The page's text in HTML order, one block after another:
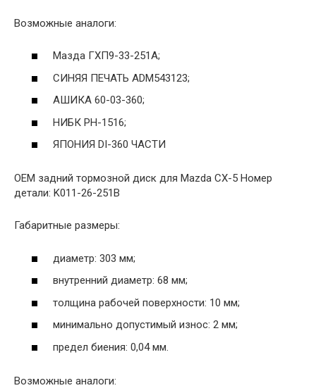
Возможные аналоги:
Мазда ГХП9-33-251А;
СИНЯЯ ПЕЧАТЬ ADM543123;
АШИКА 60-03-360;
НИБК РН-1516;
ЯПОНИЯ DI-360 ЧАСТИ
OEM задний тормозной диск для Mazda CX-5 Номер
детали: K011-26-251B
Габаритные размеры:
диаметр: 303 мм;
внутренний диаметр: 68 мм;
толщина рабочей поверхности: 10 мм;
минимально допустимый износ: 2 мм;
предел биения: 0,04 мм.
Возможные аналоги: